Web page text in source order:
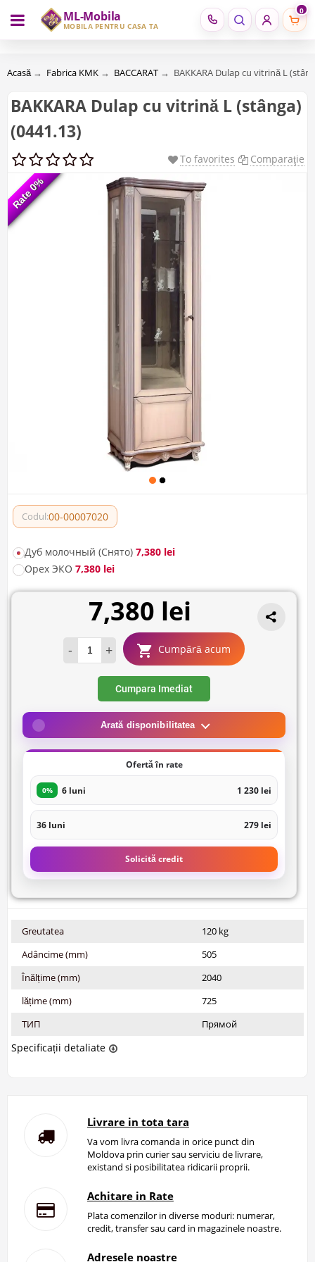
ML-Mobila
MOBILĂ PENTRU CASA TA
0
RU RO
Acasă → Fabrica KMK → BACCARAT → BAKKARA Dulap cu vitrină L
BAKKARA Dulap cu vitrină L (stânga)
(0441.13)
To favorites Comparaţie
Rate 0%
Rate 0%
Codul:00-00007020
Дуб молочный (Снято) 7,380 lei
Орех ЭКО 7,380 lei
7,380 lei
- + Cumpără acum
Cumpara Imediat
Arată disponibilitatea
Ofertă în rate
0% 6 luni 1 230 lei
36 luni 279 lei
Solicită credit
Greutatea
120 kg
Adâncime (mm)
505
Înălțime (mm)
2040
lățime (mm)
725
ТИП
Прямой
Specificații detaliate
Livrare in tota tara
Va vom livra comanda in orice punct din
Moldova prin curier sau serviciu de livrare,
existand si posibilitatea ridicarii proprii.
Achitare in Rate
Plata comenzilor in diverse moduri: numerar,
credit, transfer sau card in magazinele noastre.
Adresele noastre